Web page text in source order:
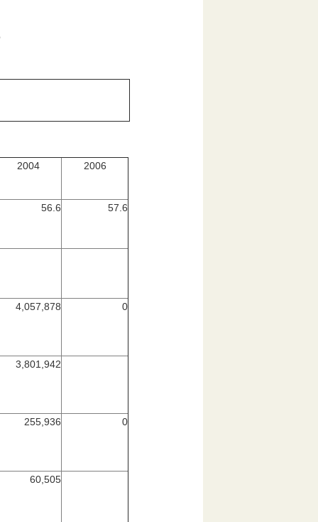
2004 2006
56.6 57.6
4,057,878 0
3,801,942
255,936 0
60,505